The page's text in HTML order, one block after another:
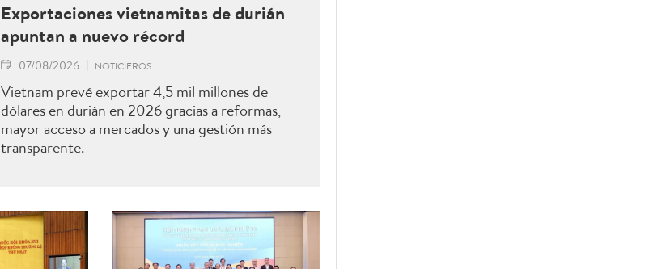
Exportaciones vietnamitas de durián
apuntan a nuevo récord
07/08/2026 NOTICIEROS
Vietnam prevé exportar 4,5 mil millones de
dólares en durián en 2026 gracias a reformas,
mayor acceso a mercados y una gestión más
transparente.